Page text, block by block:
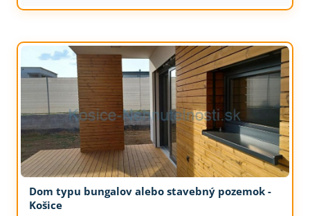
Dom typu bungalov alebo stavebný pozemok -
Košice